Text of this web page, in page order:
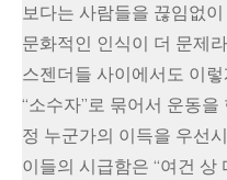
보다는 사람들을 끊임없
문화적인 인식이 더 문제
스젠더들 사이에서도 이
“소수자”로 묶어서 운동
정 누군가의 이득을 우선
이들의 시급함은 “여건 상